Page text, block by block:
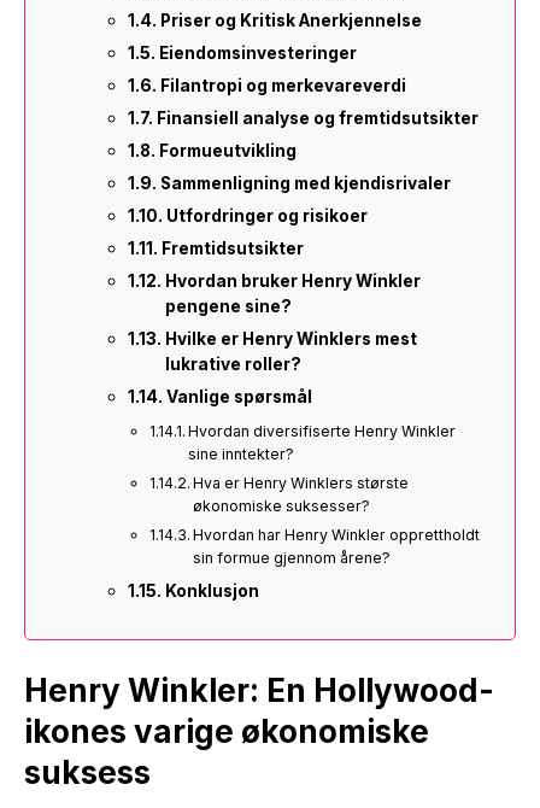
Priser og Kritisk Anerkjennelse
Eiendomsinvesteringer
Filantropi og merkevareverdi
Finansiell analyse og fremtidsutsikter
Formueutvikling
Sammenligning med kjendisrivaler
Utfordringer og risikoer
Fremtidsutsikter
Hvordan bruker Henry Winkler
pengene sine?
Hvilke er Henry Winklers mest
lukrative roller?
Vanlige spørsmål
Hvordan diversifiserte Henry Winkler
sine inntekter?
Hva er Henry Winklers største
økonomiske suksesser?
Hvordan har Henry Winkler opprettholdt
sin formue gjennom årene?
Konklusjon
Henry Winkler: En Hollywood-
ikones varige økonomiske
suksess